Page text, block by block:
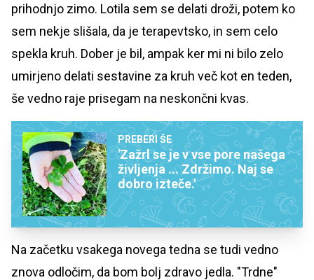
prihodnjo zimo. Lotila sem se delati droži, potem ko
sem nekje slišala, da je terapevtsko, in sem celo
spekla kruh. Dober je bil, ampak ker mi ni bilo zelo
umirjeno delati sestavine za kruh več kot en teden,
še vedno raje prisegam na neskončni kvas.
PREBERI ŠE
'Zažrl se je v vse pore našega
življenja ... Zdržimo. Naj se
dobro izteče.'
Na začetku vsakega novega tedna se tudi vedno
znova odločim, da bom bolj zdravo jedla. "Trdne"